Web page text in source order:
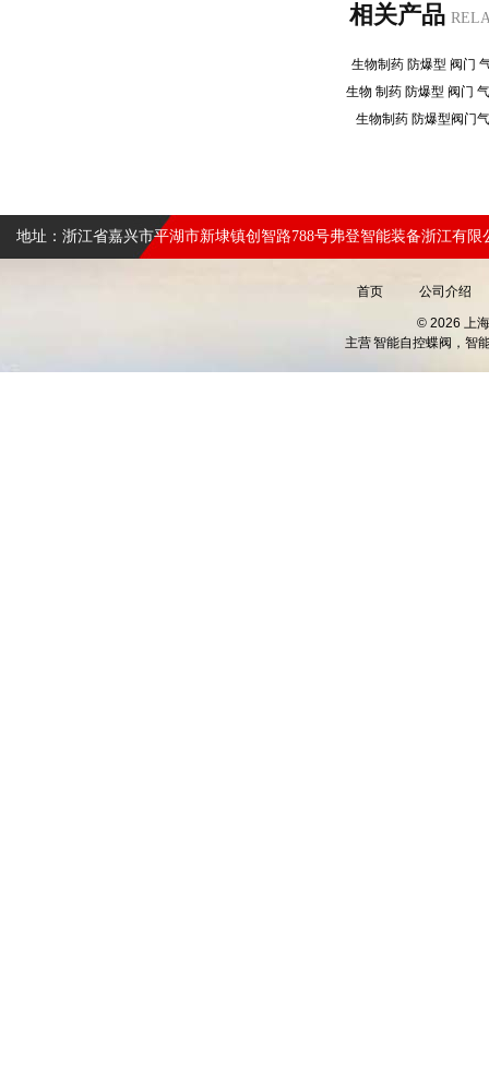
相关产品
生物制药 防爆型 阀门
生物制药 防爆型阀
地址：浙江省嘉兴市平湖市新埭镇创智路788号弗登智能装备浙江有限
首页 公司介绍
© 2026 上
主营智能自控蝶阀，智